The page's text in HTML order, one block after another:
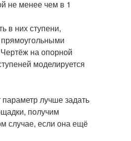
не менее чем в 1
в них ступени,
на опорной
моделируется
лучше задать
получим
случае, если она ещё